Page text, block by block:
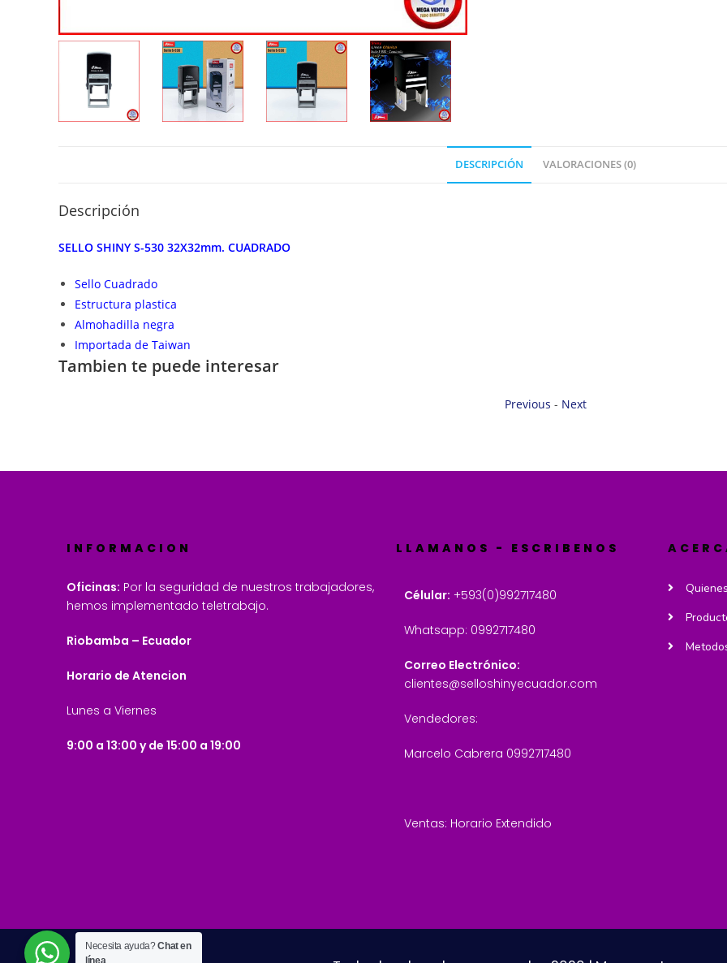
DESCRIPCIÓN VALORACIONES (0)
Descripción
SELLO SHINY S-530 32X32mm. CUADRADO
Sello Cuadrado
Estructura plastica
Almohadilla negra
Importada de Taiwan
Tambien te puede interesar
Previous - Next
INFORMACION
Oficinas: Por la seguridad de nuestros trabajadores,
hemos implementado teletrabajo.
Riobamba – Ecuador
Horario de Atencion
Lunes a Viernes
9:00 a 13:00 y de 15:00 a 19:00
LLAMANOS - ESCRIBENOS
Célular: +593(0)992717480
Whatsapp: 0992717480
Correo Electrónico:
clientes@selloshinyecuador.com
Vendedores:
Marcelo Cabrera 0992717480
Ventas: Horario Extendido
Necesita ayuda?Chat en
línea